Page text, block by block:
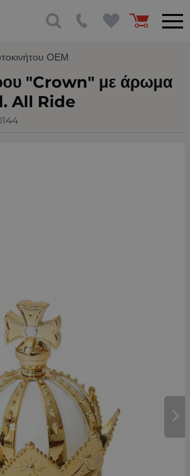
ΟΕΜ
"Crown" με άρωμα
All Ride